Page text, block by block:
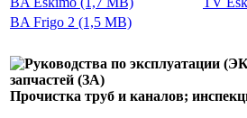
BA Frigo 2 (1,5 MB)
Прочистка труб и каналов;